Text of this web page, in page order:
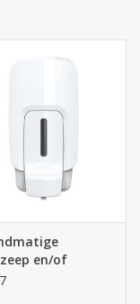
en/of
Dispenser